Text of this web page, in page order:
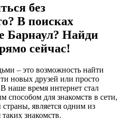
без
В поисках
Барнаул? Найди
сейчас!
– это возможность найти
новых друзей или просто
наше время интернет стал
для знакомств в сети,
является одним из
знакомств.